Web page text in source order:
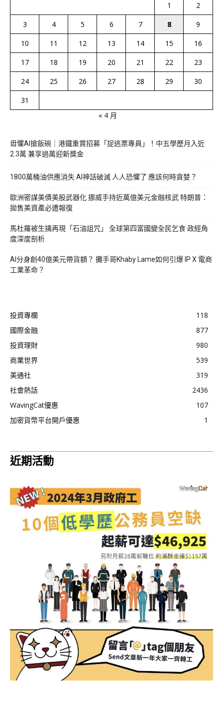
1
2
3
4 5 6 7 8
9
10
11 12 13 14 15
16
17
18 19 20 21 22
23
24
25 26 27 28 29
30
31
« 4 月
毋懼AI搶飯碗｜港鐵重賞招募「捉逃票專員」！中五學歷月入近
2.3萬 兼享過萬迎新獎金
1800萬桶油供應消失 AI神話破滅 人人恐懼了 應該何時貪婪？
歐洲密謀美債美股武器化 挪威手持近萬億美元金融核武 特朗普：
拋售美資產必遭報復
馬杜羅被生擒再現「石油詛咒」 全球第四富國變全民乞食 政經角
度深度剖析
AI分身創40億美元帶貨額？ 攤手哥Khaby Lame如何引爆 IP X 電商
工業革命？
投資專欄
118
國際金融
877
投資理財
980
商業世界
539
美通社
319
社會熱話
2436
WavingCat優惠
107
加密貨幣平台開戶優惠
1
近期活動